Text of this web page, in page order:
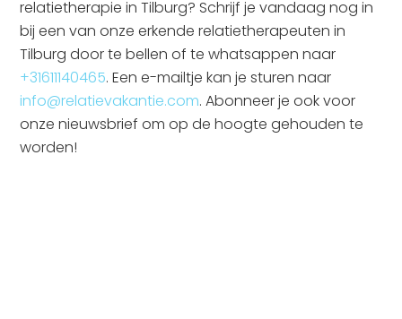
relatietherapie in Tilburg? Schrijf je vandaag nog in
bij een van onze erkende relatietherapeuten in
Tilburg door te bellen of te whatsappen naar
+31611140465. Een e-mailtje kan je sturen naar
info@relatievakantie.com. Abonneer je ook voor
onze nieuwsbrief om op de hoogte gehouden te
worden!